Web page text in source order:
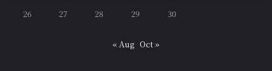
26 27 28 29 30
« Aug Oct »